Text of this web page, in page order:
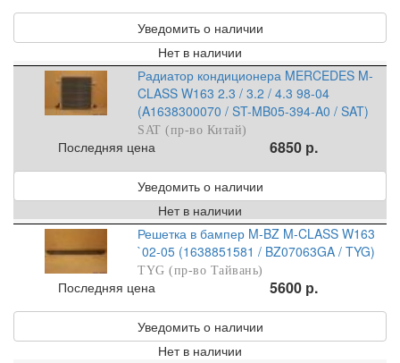
Уведомить о наличии
Нет в наличии
Радиатор кондиционера MERCEDES M-
CLASS W163 2.3 / 3.2 / 4.3 98-04
(A1638300070 / ST-MB05-394-A0 / SAT)
SAT (пр-во Китай)
Последняя цена 6850 р.
Уведомить о наличии
Нет в наличии
Решетка в бампер M-BZ M-CLASS W163
`02-05 (1638851581 / BZ07063GA / TYG)
TYG (пр-во Тайвань)
Последняя цена 5600 р.
Уведомить о наличии
Нет в наличии